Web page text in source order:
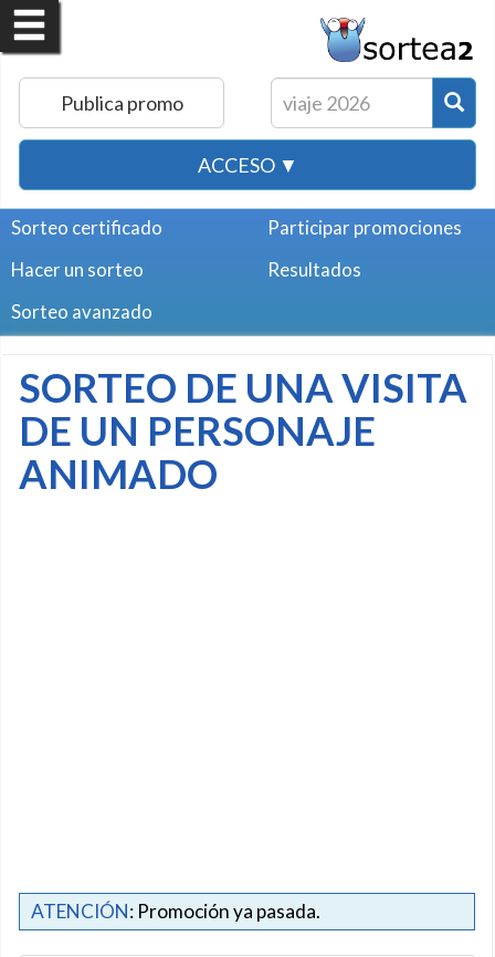
Publica promo
ACCESO ▼
Sorteo certificado
Hacer un sorteo
Sorteo avanzado
Participar promociones
Resultados
SORTEO DE UNA VISITA
DE UN PERSONAJE
ANIMADO
ATENCIÓN: Promoción ya pasada.